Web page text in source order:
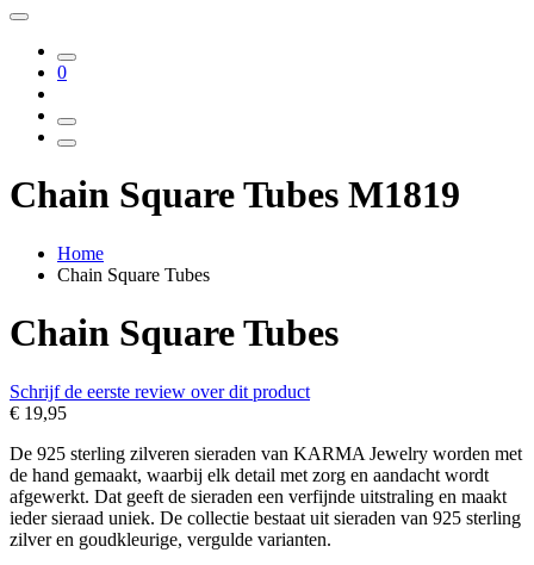
0
Chain Square Tubes M1819
Home
Chain Square Tubes
Chain Square Tubes
Schrijf de eerste review over dit product
€ 19,95
De 925 sterling zilveren sieraden van KARMA Jewelry worden met
de hand gemaakt, waarbij elk detail met zorg en aandacht wordt
afgewerkt. Dat geeft de sieraden een verfijnde uitstraling en maakt
ieder sieraad uniek. De collectie bestaat uit sieraden van 925 sterling
zilver en goudkleurige, vergulde varianten.